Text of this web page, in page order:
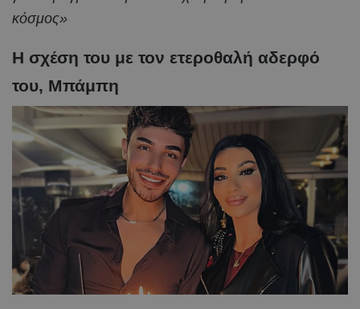
κόσμος»
Η σχέση του με τον ετεροθαλή αδερφό
του, Μπάμπη